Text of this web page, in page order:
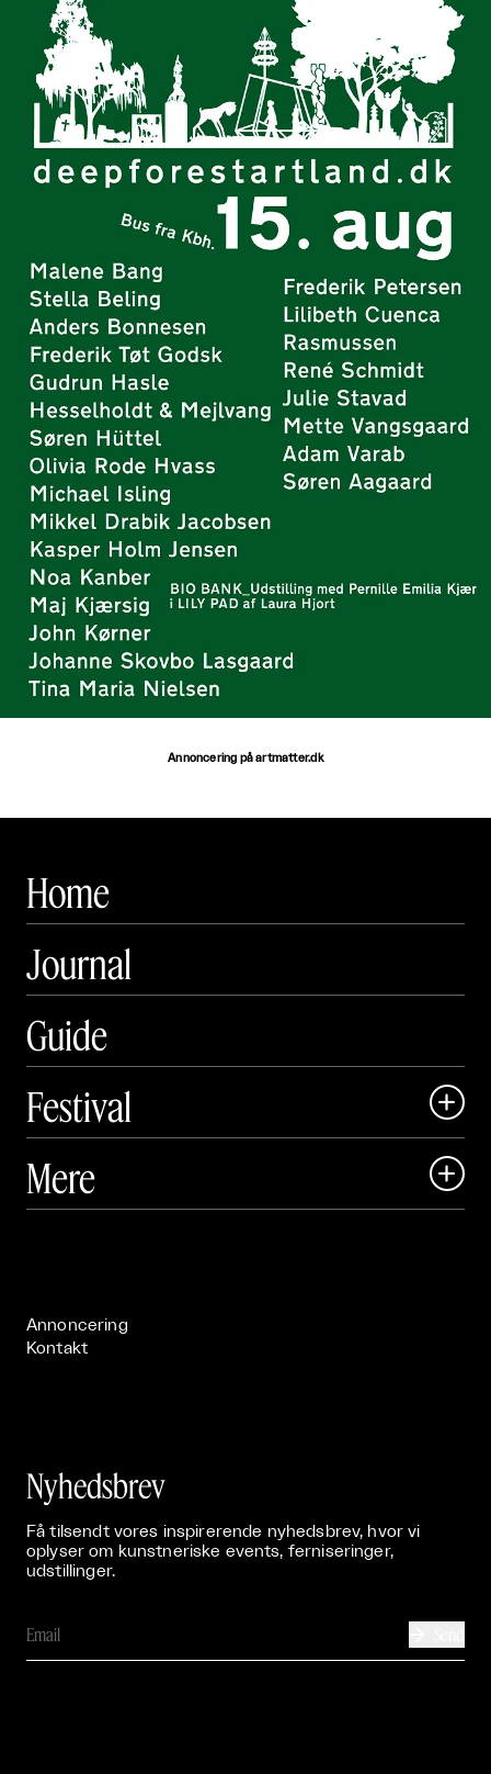
Annoncering på artmatter.dk
Home
Journal
Guide
Festival

 Art Matter Festival
Mere 
Annoncering
Kontakt
Nyhedsbrev
Få tilsendt vores inspirerende nyhedsbrev, hvor vi
oplyser om kunstneriske events, ferniseringer,
udstillinger.